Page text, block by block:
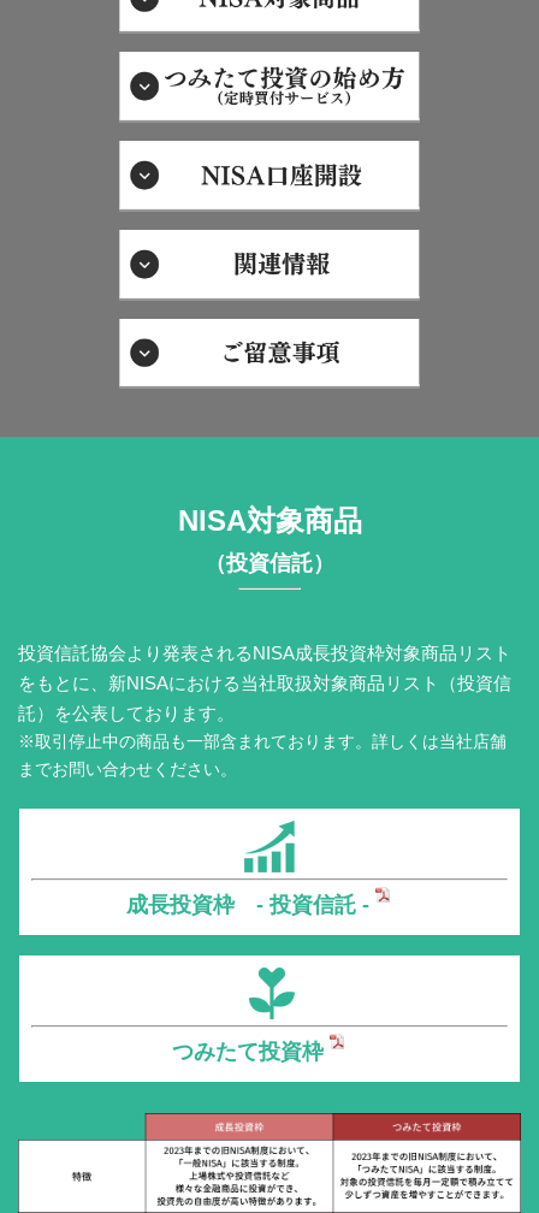
NISA対象商品
（投資信託）
投資信託協会より発表されるNISA成長投資枠対象商品リスト
をもとに、新NISAにおける当社取扱対象商品リスト（投資信
託）を公表しております。
※取引停止中の商品も一部含まれております。詳しくは当社店舗
までお問い合わせください。
成長投資枠 - 投資信託 -
つみたて投資枠